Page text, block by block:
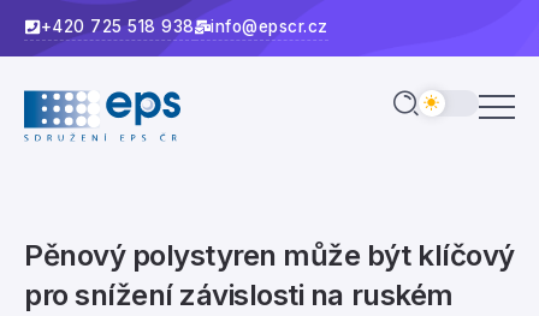
+420 725 518 938 info@epscr.cz
Pěnový polystyren může být klíčový
pro snížení závislosti na ruském